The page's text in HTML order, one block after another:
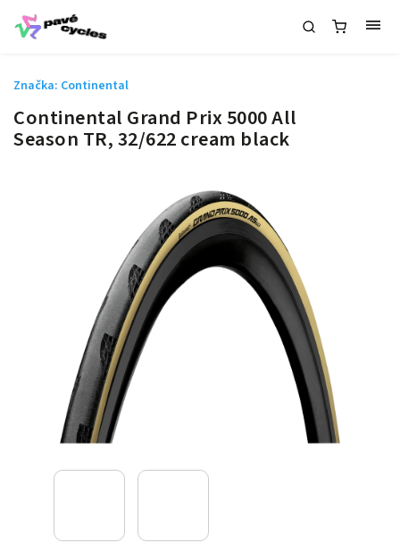
Continental Grand Prix 5000 All
Season TR, 32/622 cream black
Značka: Continental